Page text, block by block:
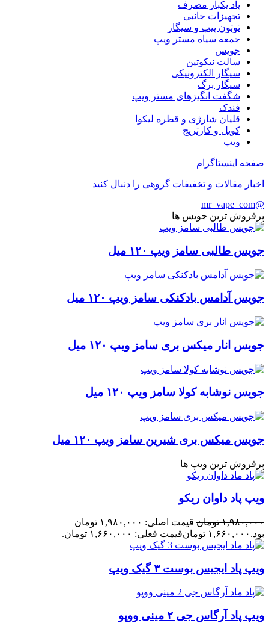
پاد یکبار مصرف
تجهیزات جانبی
توتون پیپ و سیگار
جمعه سیاه مستر ویپ
جویس
سالت نیکوتین
سیگار الکترونیکی
سیگار برگ
شگفت انگیزهای مستر ویپ
فندک
قلیان شارژی و قطره لیکوا
کویل و کارتریج
ویپ
صفحه اینستاگرام
اخبار مقالات و تخفیفات گروهی را دنبال کنید
@mr_vape_com
پرفروش ترین جویس ها
جویس طالبی سامز ویپ ۱۲۰ میل
جویس آدامس بادکنکی سامز ویپ ۱۲۰ میل
جویس انار میکس بری سامز ویپ ۱۲۰ میل
جویس نوشابه کولا سامز ویپ ۱۲۰ میل
جویس میکس بری شیرین سامز ویپ ۱۲۰ میل
پرفروش ترین ویپ ها
ویپ پاد داوان ریکو
۱,۹۸۰,۰۰۰ تومان
قیمت اصلی: ۱,۹۸۰,۰۰۰ تومان
بود. ۱,۶۶۰,۰۰۰ تومانقیمت فعلی: ۱,۶۶۰,۰۰۰ تومان.
ویپ پاد ایجیس بوست ۳ گیک ویپ
ویپ پاد آرگاس جی ۲ مینی ووپو